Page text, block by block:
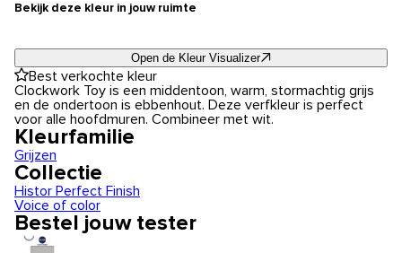
Bekijk deze kleur in jouw ruimte
Open de Kleur Visualizer
Best verkochte kleur
Clockwork Toy is een middentoon, warm, stormachtig grijs
en de ondertoon is ebbenhout. Deze verfkleur is perfect
voor alle hoofdmuren. Combineer met wit.
Kleurfamilie
Grijzen
Collectie
Histor Perfect Finish
Voice of color
Bestel jouw tester